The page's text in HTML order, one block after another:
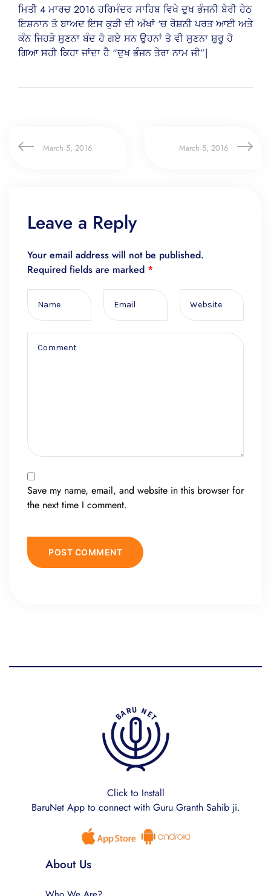
ਮਿਤੀ 4 ਮਾਰਚ 2016 ਹਰਿਮੰਦਰ ਸਾਹਿਬ ਵਿਖੇ ਦੁਖ ਭੰਜਨੀ ਬੇਰੀ ਹੇਠ
ਇਸ਼ਨਾਨ ਤੋ ਬਾਅਦ ਇਸ ਕੁੜੀ ਦੀ ਅੱਖਾਂ ‘ਚ ਰੋਸ਼ਨੀ ਪਰਤ ਆਈ ਅਤੇ
ਕੰਨ ਜਿਹੜੇ ਸੁਣਨਾ ਬੰਦ ਹੋ ਗਏ ਸਨ ਉਹਨਾਂ ਤੋ ਵੀ ਸੁਣਨਾ ਸ਼ੁਰੂ ਹੋ
ਗਿਆ ਸਹੀ ਕਿਹਾ ਜਾਂਦਾ ਹੈ “ਦੁਖ ਭੰਜਨ ਤੇਰਾ ਨਾਮ ਜੀ”|
March 5, 2016 March 5, 2016
Leave a Reply
Your email address will not be published.
Required fields are marked *
Save my name, email, and website in this browser for
the next time I comment.
Click to Install
BaruNet App to connect with Guru Granth Sahib ji.
About Us